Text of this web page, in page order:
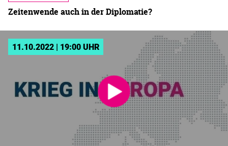
Zeitenwende auch in der Diplomatie?
11.10.2022 | 19:00 UHR